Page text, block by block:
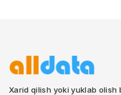
Xarid qilish yoki yuklab